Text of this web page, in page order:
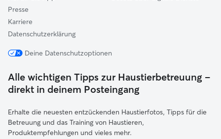
Presse
Karriere
Datenschutzerklärung
Deine Datenschutzoptionen
Alle wichtigen Tipps zur Haustierbetreuung –
direkt in deinem Posteingang
Erhalte die neuesten entzückenden Haustierfotos, Tipps für die
Betreuung und das Training von Haustieren,
Produktempfehlungen und vieles mehr.